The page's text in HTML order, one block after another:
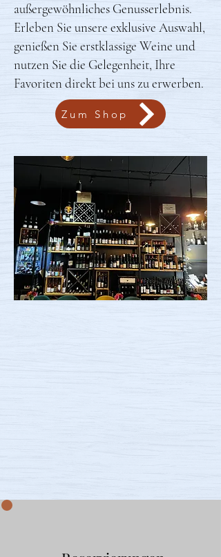
außergewöhnliches Genusserlebnis.
Erleben Sie unsere exklusive Auswahl,
genießen Sie erstklassige Weine und
nutzen Sie die Gelegenheit, Ihre
Favoriten direkt bei uns zu erwerben.
Zum Shop